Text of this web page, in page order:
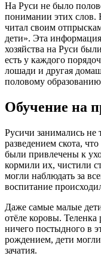
На Руси не было
понимании этих слов.
читал своим
дети». Эта
хозяйства на Руси
есть у каждого
лошади и другая
половому
Обучение на
Русичи занимались
разведением скота,
были привлечены к
кормили их, чистили
могли наблюдать за
воспитание
Даже самые малые
отёле коровы. Теленка
ничего постыдного в
рождением, дети
зачатия.